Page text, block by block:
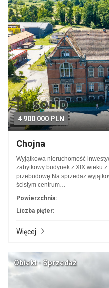
4 900 000 PLN
Chojna
Wyjątkowa nieruchomość
zabytkowy budynek z XIX wieku
przebudowę.Na sprzedaż
ścisłym centrum…
Powierzchnia:
Liczba pięter:
Więcej
Obiekt · Sprzedaż